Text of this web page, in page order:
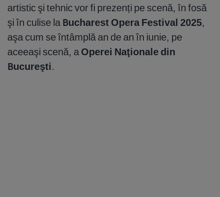
artistic şi tehnic vor fi prezenți pe scenă, în fosă
şi în culise la Bucharest Opera Festival 2025,
aşa cum se întâmplă an de an în iunie, pe
aceeaşi scenă, a Operei Naţionale din
Bucureşti.